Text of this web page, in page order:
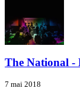
The National -
7 mai 2018